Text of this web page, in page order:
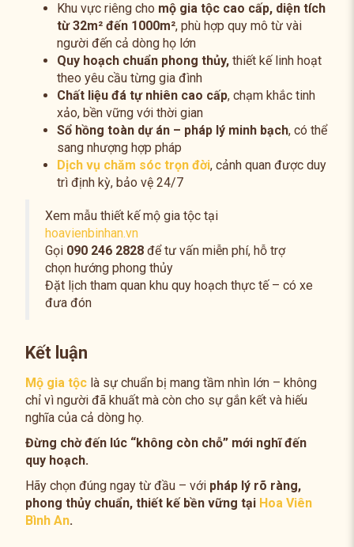
Khu vực riêng cho mộ gia tộc cao cấp, diện tích
từ 32m² đến 1000m², phù hợp quy mô từ vài
người đến cả dòng họ lớn
Quy hoạch chuẩn phong thủy,thiết kế linh hoạt
theo yêu cầu từng gia đình
Chất liệu đá tự nhiên cao cấp, chạm khắc tinh
xảo, bền vững với thời gian
Sổ hồng toàn dự án – pháp lý minh bạch, có thể
sang nhượng hợp pháp
Dịch vụ chăm sóc trọn đời, cảnh quan được duy
trì định kỳ, bảo vệ 24/7
Xem mẫu thiết kế mộ gia tộc tại
hoavienbinhan.vn
Gọi 090 246 2828để tư vấn miễn phí, hỗ trợ
chọn hướng phong thủy
Đặt lịch tham quan khu quy hoạch thực tế – có xe
đưa đón
Kết luận
Mộ gia tộc là sự chuẩn bị mang tầm nhìn lớn – không
chỉ vì người đã khuất mà còn cho sự gắn kết và hiếu
nghĩa của cả dòng họ.
Đừng chờ đến lúc “không còn chỗ” mới nghĩ đến
quy hoạch.
Hãy chọn đúng ngay từ đầu – với pháp lý rõ ràng,
phong thủy chuẩn, thiết kế bền vững tại Hoa Viên
Bình An.